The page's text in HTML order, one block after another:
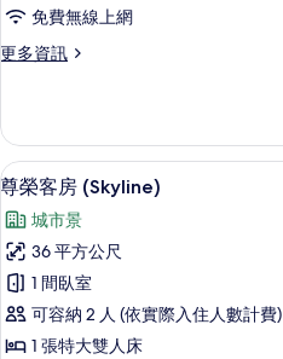
Skyline)
的
相
片
免費無線上網
更多資訊
更
套
房
(Zen
Skyline)
的
詳
情
顯
示
尊
榮
客
房
7
尊榮客房 (Skyline)
城市景
36 平方公尺
1 間臥室
可容納 2 人 (依實際入住人數計費)
1 張特大雙人床